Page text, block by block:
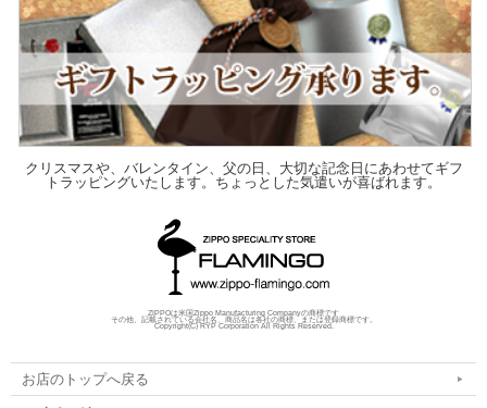
クリスマスや、バレンタイン、父の日、大切な記念日にあわせてギフ
トラッピングいたします。ちょっとした気遣いが喜ばれます。
ZIPPOは米国Zippo Manufacturing Companyの商標です
その他、記載されている会社名、商品名は各社の商標、または登録商標です。
Copyright(C) RYP Corporation All Rights Reserved.
お店のトップへ戻る